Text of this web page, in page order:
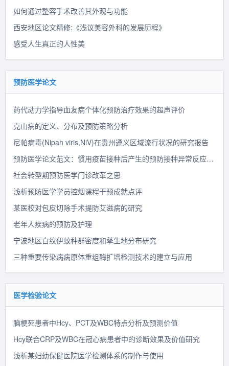
如何通过整容手术改善其外观与功能
西安地区论文精修:《浅议美容外科的发展历程》
感受人生真正的人性美
预防医学论文
药代动力学指导血友病个体化预防治疗效果的超声评价
克山病的定义、分布及预防策略分析
尼帕病毒(Nipah viris,NiV)在贵州遵义区域流行状况的研究报告
预防医学论文范文：惯用疫苗接种后产生的预防接种异常反应的类型及其损害程度分级的研究
社会转型期预防医学门诊改革之思
浅析预防医学学员控烟课程干预成就点评
某医校对包皮切除手术提防艾滋病的研究
老年人疾病的预防及护理
宁波地区白纹伊蚊种群密度和孳生地分布研究
三种重要传染病病原体重组酶扩增检测技术的建立与应用
医学检验论文
脑梗死患者中Hcy、PCT及WBC特点分析及预测价值
Hcy联合CRP及WBC在冠心病患者中的诊断效果及价值研究
浅析某妇幼保健医院医学检测体系的制作与使用